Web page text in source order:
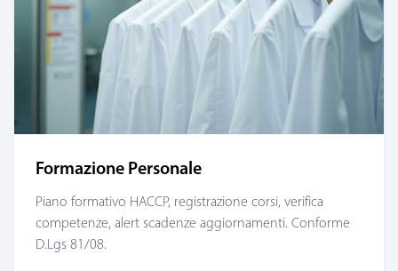
Formazione Personale
Piano formativo HACCP, registrazione corsi, verifica
competenze, alert scadenze aggiornamenti. Conforme
D.Lgs 81/08.